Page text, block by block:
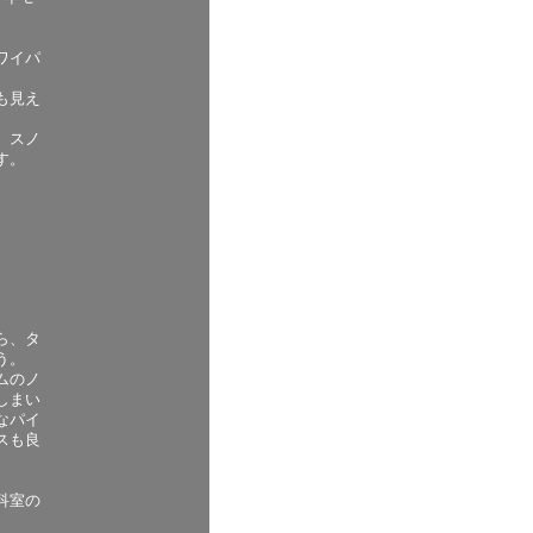
イパ
見え
スノ
、タ
のノ
まい
パイ
も良
室の